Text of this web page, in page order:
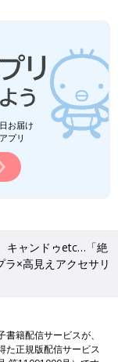
お届け
プリ
キャンドゥetc…「絶
×高見えアクセサリ
籍配信サービスが、
た正規版配信サービス